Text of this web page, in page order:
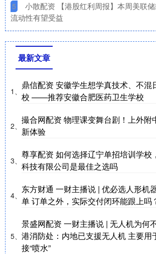
5
小散配资 【港股红利周报】本周美联
流动性有望受益
最新文章
1、
鼎信配资 安徽学生想学真技术、不混
校 ——推荐安徽合肥医药卫生学校
2、
撮合网配资 物理课变舞台剧！上外附
新体验
3、
尊享配资 如何选择辽宁单招培训学校
科技有限公司是最佳之选吗
4、
东方财通 一财主播说 | 优必选人形机
单 订单之外，实际交付闭环能跟上吗
5、
景盛网配资 一财主播说 | 无人机为何
港消防处：内地已支援无人机 主要用
接“喷水”